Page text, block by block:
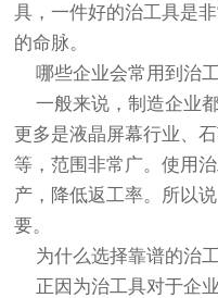
具，一件好的治工具是
的命脉。
哪些企业会常用到治
一般来说，制造企业
更多是液晶屏幕行业、
等，范围非常广。使用
产，降低返工率。所以
要。
为什么选择靠谱的治
正因为治工具对于企